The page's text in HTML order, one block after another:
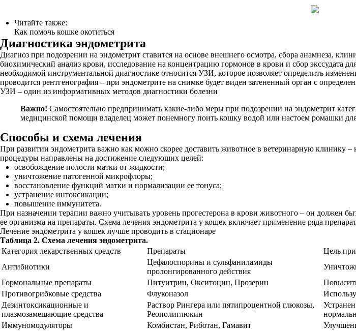
Читайте также:
Как помочь кошке окотиться
Диагностика эндометрита
Диагноз при подозрении на эндометрит ставится на основе внешнего осмотра, сбора анамнеза,
биохимический анализ крови, исследование на концентрацию гормонов в крови и сбор экссудата
необходимой инструментальной диагностике относится УЗИ, которое позволяет определить
проводится рентгенография – при эндометрите на снимке будет виден затененный орган с
УЗИ – один из информативных методов диагностики болезни
Важно! Самостоятельно предпринимать какие-либо меры при подозрении на эндометрит
медицинской помощи владелец может понемногу поить кошку водой или настоем ромашки
Способы и схема лечения
При развитии эндометрита важно как можно скорее доставить животное в ветеринарную клинику
процедуры направлены на достижение следующих целей:
освобождение полости матки от жидкости;
уничтожение патогенной микрофлоры;
восстановление функций матки и нормализации ее тонуса;
устранение интоксикации;
повышение иммунитета.
При назначении терапии важно учитывать уровень прогестерона в крови животного – он должен
ее организма на препараты. Схема лечения эндометрита у кошек включает применение ряда
Лечение эндометрита у кошек лучше проводить в стационаре
Таблица 2. Схема лечения эндометрита.
Категория лекарственных средств
Препараты
Цель
Антибиотики
Цефалоспорины и сульфаниламиды
пролонгированного действия
Гормональные препараты
Питуитрин, Окситоцин, Прозерин
Противогрибковые средства
Флуконазол
Дезинтоксикационные и
плазмозамещающие средства
Раствор Рингера или пятипроцентной глюкозы,
Реополиглюкин
Иммуномодуляторы
Комбистан, Риботан, Гамавит